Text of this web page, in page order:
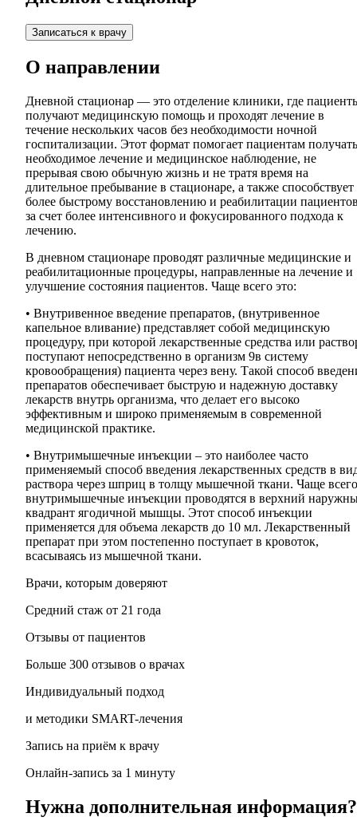
Записаться к врачу
О направлении
Дневной стационар — это отделение клиники, где
получают медицинскую помощь и проходят лечение в
течение нескольких часов без необходимости ночной
госпитализации. Этот формат помогает пациентам получать
необходимое лечение и медицинское наблюдение, не
прерывая свою обычную жизнь и не тратя время на
длительное пребывание в стационаре, а также способствует
более быстрому восстановлению и реабилитации
за счет более интенсивного и фокусированного подхода к
лечению.
В дневном стационаре проводят различные медицинские и
реабилитационные процедуры, направленные на лечение и
улучшение состояния пациентов. Чаще всего это:
• Внутривенное введение препаратов, (внутривенное
капельное вливание) представляет собой медицинскую
процедуру, при которой лекарственные средства или
поступают непосредственно в организм 9в систему
кровообращения) пациента через вену. Такой способ
препаратов обеспечивает быструю и надежную доставку
лекарств внутрь организма, что делает его высоко
эффективным и широко применяемым в современной
медицинской практике.
• Внутримышечные инъекции – это наиболее часто
применяемый способ введения лекарственных средств в
раствора через шприц в толщу мышечной ткани. Чаще всего
внутримышечные инъекции проводятся в верхний
квадрант ягодичной мышцы. Этот способ инъекции
применяется для объема лекарств до 10 мл. Лекарственный
препарат при этом постепенно поступает в кровоток,
всасываясь из мышечной ткани.
Врачи, которым доверяют
Средний стаж от 21 года
Отзывы от пациентов
Больше 300 отзывов о врачах
Индивидуальный подход
и методики SMART-лечения
Запись на приём к врачу
Онлайн-запись за 1 минуту
Нужна дополнительная информация?